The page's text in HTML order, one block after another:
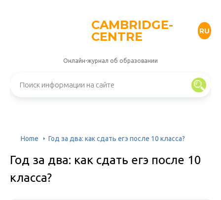
CAMBRIDGE-
CENTRE
RU
Онлайн-журнал об образовании
Home Год за два: как сдать егэ после 10 класса?
Год за два: как сдать егэ после 10
класса?